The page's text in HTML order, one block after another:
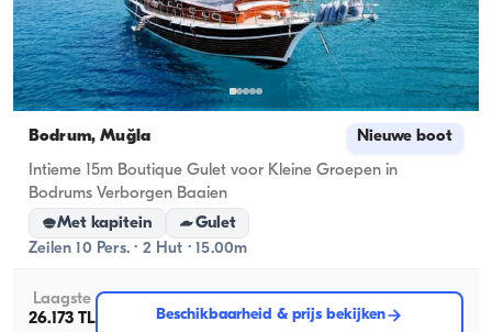
Bodrum, Muğla Nieuwe boot
Intieme 15m Boutique Gulet voor Kleine Groepen in
Bodrums Verborgen Baaien
Met kapitein
Gulet
Zeilen 10 Pers. · 2 Hut · 15.00m
Laagste
26.173 TL
Beschikbaarheid & prijs bekijken